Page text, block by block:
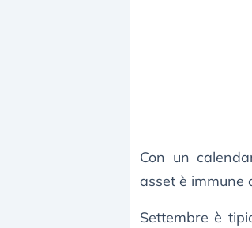
Con un
asset è immune
Settembre è